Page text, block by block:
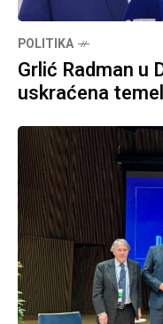
POLITIKA
Grlić Radman u
uskraćena